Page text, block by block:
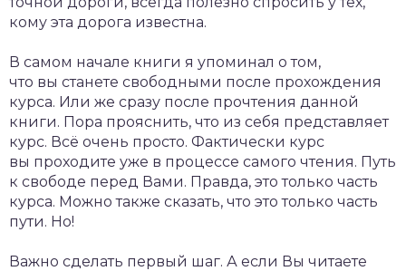
кому эта дорога известна.
В самом начале книги я упоминал о том,
что вы станете свободными после прохождения
курса. Или же сразу после прочтения данной
книги. Пора прояснить, что из себя представляет
курс. Всё очень просто. Фактически курс
вы проходите уже в процессе самого чтения. Путь
к свободе перед Вами. Правда, это только часть
курса. Можно также сказать, что это только часть
пути. Но!
Важно сделать первый шаг. А если Вы читаете